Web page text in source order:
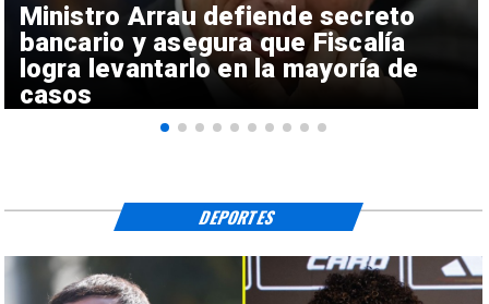
Ministro Arrau defiende secreto
bancario y asegura que Fiscalía
logra levantarlo en la mayoría de
casos
DEPORTES